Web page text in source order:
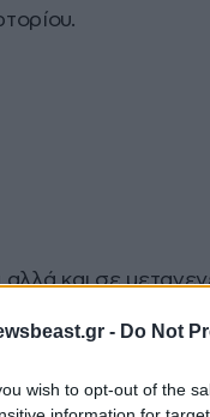
- Do Not
wish to opt-out of the
και σε
μέσω